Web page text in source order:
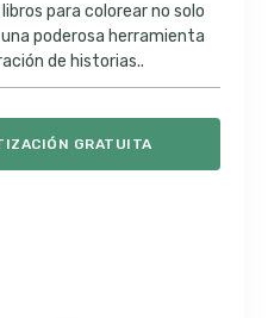
para colorear no solo
poderosa herramienta
de historias..
GRATUITA